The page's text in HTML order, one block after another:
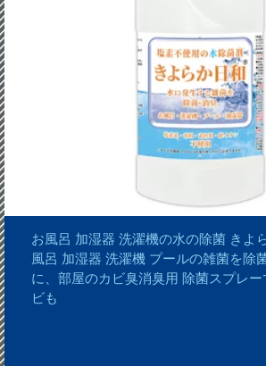
お風呂 加湿器 洗濯機の水の除菌 きよ
風呂 加湿器 洗濯機 プールの雑菌を除
に、部屋のカビ臭消臭用 除菌スプレー
ビも